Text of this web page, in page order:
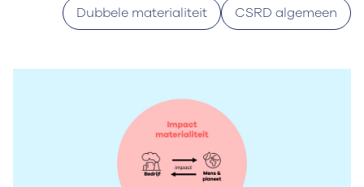
Dubbele materialiteit CSRD algemeen